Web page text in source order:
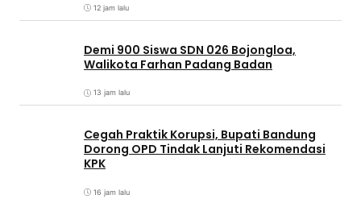
12 jam lalu
Demi 900 Siswa SDN 026 Bojongloa,
Walikota Farhan Padang Badan
13 jam lalu
Cegah Praktik Korupsi, Bupati Bandung
Dorong OPD Tindak Lanjuti Rekomendasi
KPK
16 jam lalu